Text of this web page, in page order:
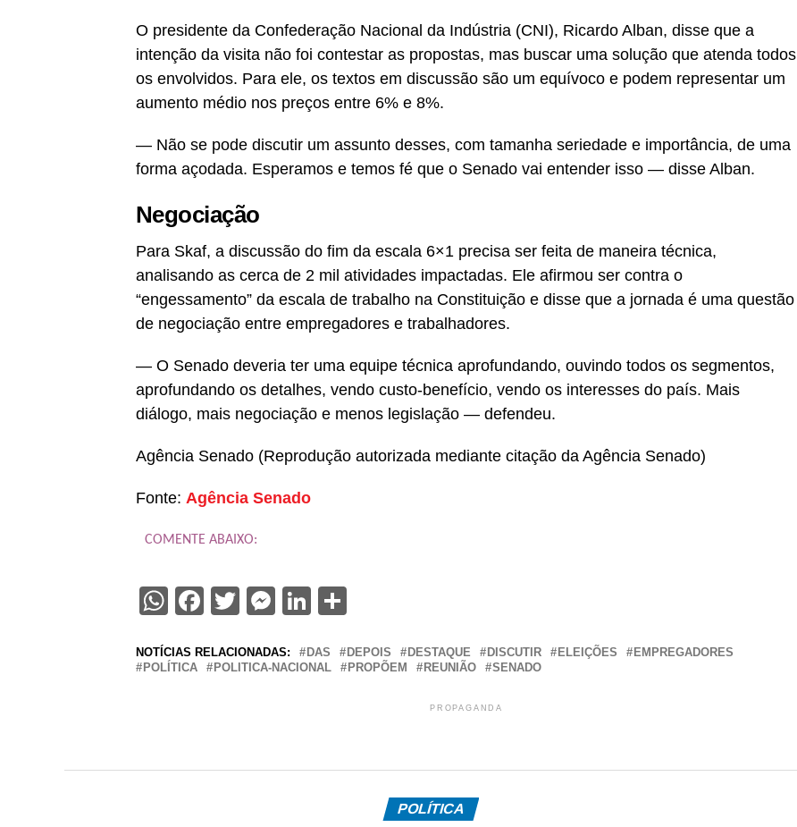
O presidente da Confederação Nacional da Indústria (CNI), Ricardo Alban, disse que a
intenção da visita não foi contestar as propostas, mas buscar uma solução que atenda todos
os envolvidos. Para ele, os textos em discussão são um equívoco e podem representar um
aumento médio nos preços entre 6% e 8%.
— Não se pode discutir um assunto desses, com tamanha seriedade e importância, de uma
forma açodada. Esperamos e temos fé que o Senado vai entender isso — disse Alban.
Negociação
Para Skaf, a discussão do fim da escala 6×1 precisa ser feita de maneira técnica,
analisando as cerca de 2 mil atividades impactadas. Ele afirmou ser contra o
“engessamento” da escala de trabalho na Constituição e disse que a jornada é uma questão
de negociação entre empregadores e trabalhadores.
— O Senado deveria ter uma equipe técnica aprofundando, ouvindo todos os segmentos,
aprofundando os detalhes, vendo custo-benefício, vendo os interesses do país. Mais
diálogo, mais negociação e menos legislação — defendeu.
Agência Senado (Reprodução autorizada mediante citação da Agência Senado)
Fonte: Agência Senado
COMENTE ABAIXO:
WhatsApp
Facebook
Twitter
Messenger
LinkedIn
NOTÍCIAS RELACIONADAS: DAS DEPOIS DESTAQUE DISCUTIR ELEIÇÕES
EMPREGADORES
POLÍTICA
POLITICA-NACIONAL PROPÕEM REUNIÃO SENADO
PROPAGANDA
POLÍTICA